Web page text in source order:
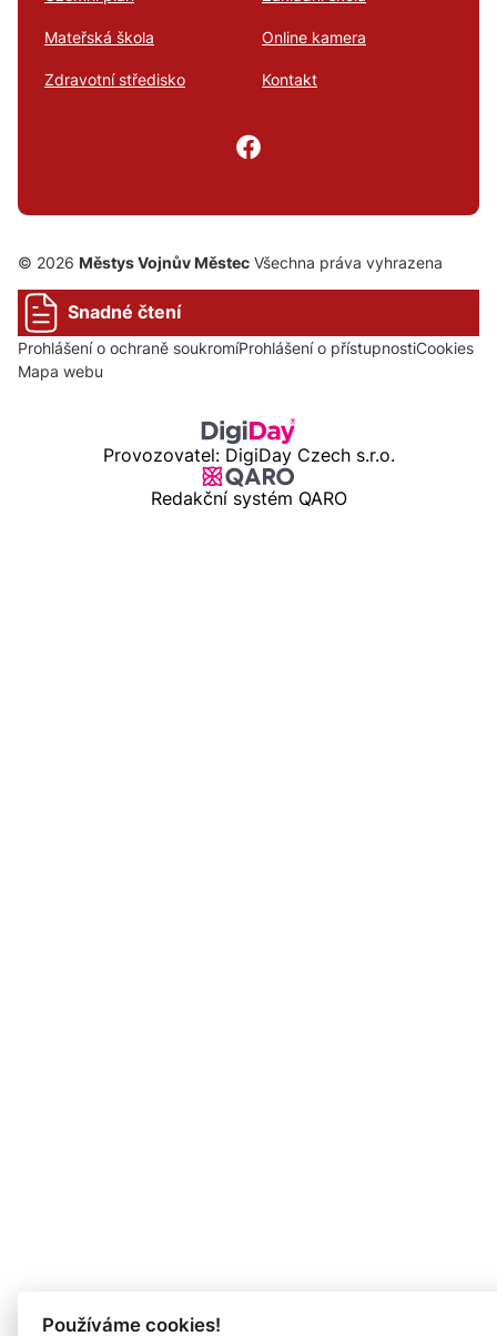
Mateřská škola Online kamera
Zdravotní středisko Kontakt
© 2026 Městys Vojnův Městec Všechna práva vyhrazena
Snadné čtení
Prohlášení o ochraně soukromíProhlášení o přístupnostiCookies
Mapa webu
Provozovatel: DigiDay Czech s.r.o.
Redakční systém QARO
Používáme cookies!